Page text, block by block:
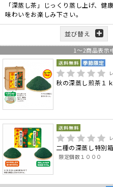
「深蒸し茶」じっくり蒸し上げ、
味わいをお楽しみ下さい。
並び替え
1 ～2商品表示
秋の深蒸し煎茶１
二種の深蒸し特別箱
限定個数１０００